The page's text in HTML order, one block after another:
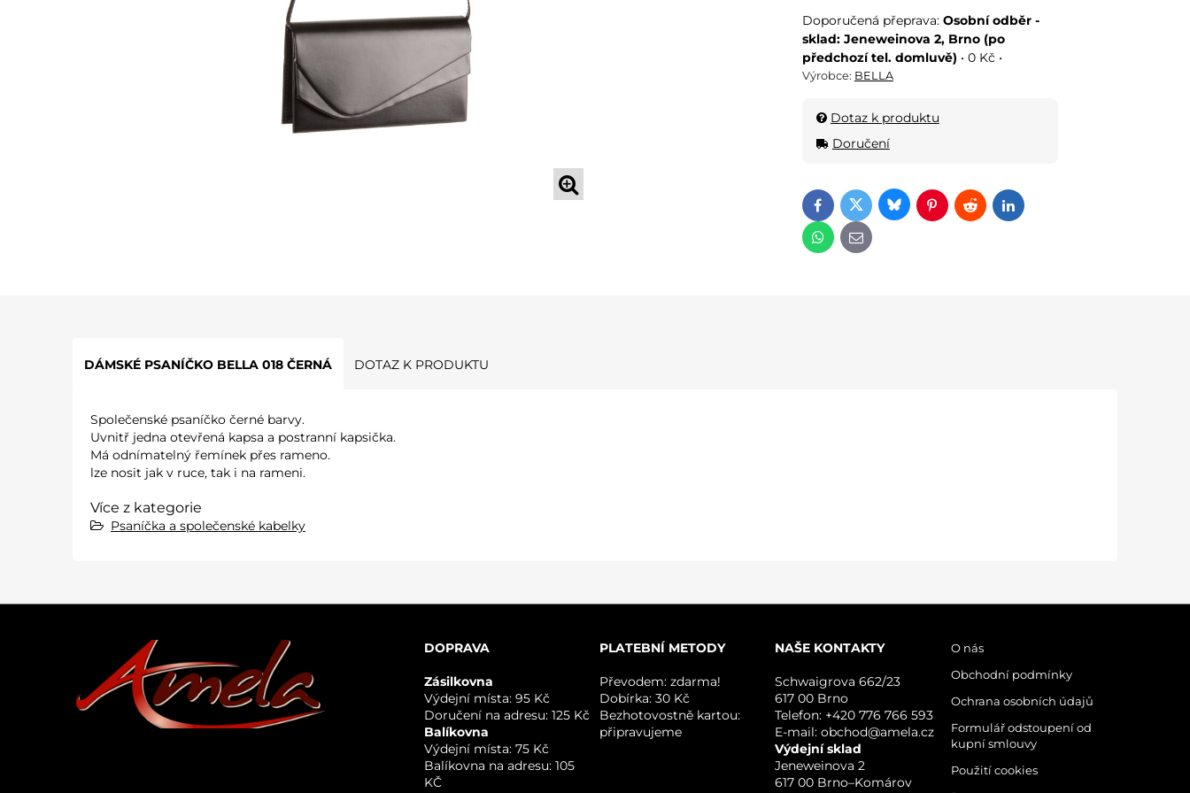
Osobní odběr -
sklad: Jeneweinova 2, Brno (po
předchozí tel. domluvě) • 0 Kč •
Výrobce: BELLA
Dotaz k produktu
Doručení
FacebookTwitterBlueskyPinterestRedditLinkedIn
WhatsApp
E-mail
DÁMSKÉ PSANÍČKO BELLA 018 ČERNÁ DOTAZ K PRODUKTU
Společenské psaníčko černé barvy.
Uvnitř jedna otevřená kapsa a postranní kapsička.
Má odnímatelný řemínek přes rameno.
lze nosit jak v ruce, tak i na rameni.
Více z kategorie
Psaníčka a společenské kabelky
DOPRAVA
Zásilkovna
Výdejní místa: 95 Kč
Doručení na adresu: 125 Kč
Balíkovna
Výdejní místa: 75 Kč
Balíkovna na adresu: 105
KČ
PLATEBNÍ METODY
Převodem: zdarma!
Dobírka: 30 Kč
Bezhotovostně kartou:
připravujeme
NAŠE KONTAKTY
Schwaigrova 662/23
617 00 Brno
Telefon: +420 776 766 593
E-mail: obchod@amela.cz
Výdejní sklad
Jeneweinova 2
617 00 Brno–Komárov
O nás
Obchodní podmínky
Ochrana osobních údajů
Formulář odstoupení od
kupní smlouvy
Použití cookies